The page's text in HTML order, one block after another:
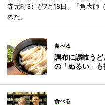
寺元町3）が7月18日、「角大師
めた。
食べる
調布に讃岐う
の「ぬるい」も
食べる